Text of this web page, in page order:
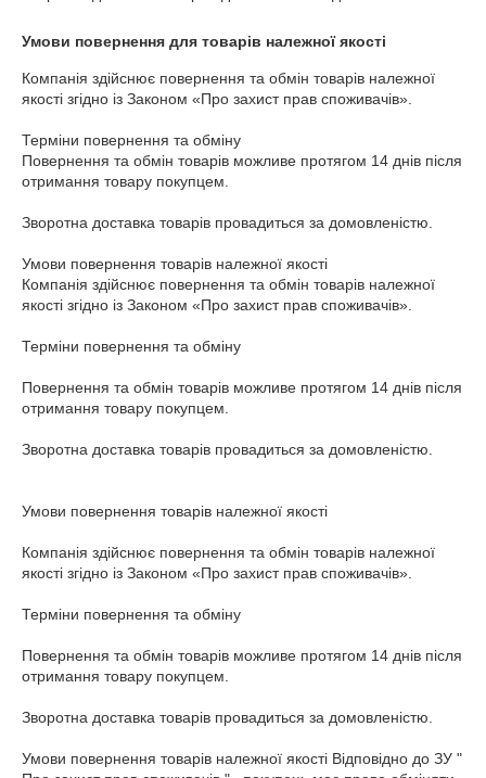
Умови повернення для товарів належної якості
Компанія здійснює повернення та обмін товарів належної
якості згідно із Законом «Про захист прав споживачів».
Терміни повернення та обміну
Повернення та обмін товарів можливе протягом 14 днів після
отримання товару покупцем.
Зворотна доставка товарів провадиться за домовленістю.
Умови повернення товарів належної якості
Компанія здійснює повернення та обмін товарів належної
якості згідно із Законом «Про захист прав споживачів».
Терміни повернення та обміну
Повернення та обмін товарів можливе протягом 14 днів після
отримання товару покупцем.
Зворотна доставка товарів провадиться за домовленістю.
Умови повернення товарів належної якості
Компанія здійснює повернення та обмін товарів належної
якості згідно із Законом «Про захист прав споживачів».
Терміни повернення та обміну
Повернення та обмін товарів можливе протягом 14 днів після
отримання товару покупцем.
Зворотна доставка товарів провадиться за домовленістю.
Умови повернення товарів належної якості Відповідно до ЗУ "